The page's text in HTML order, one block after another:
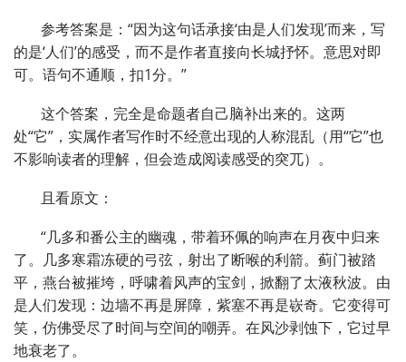
参考答案是：“因为这句话承接‘由是人们发现’而来，写
的是‘人们’的感受，而不是作者直接向长城抒怀。意思对即
可。语句不通顺，扣1分。”
这个答案，完全是命题者自己脑补出来的。这两
处“它”，实属作者写作时不经意出现的人称混乱（用“它”也
不影响读者的理解，但会造成阅读感受的突兀）。
且看原文：
“几多和番公主的幽魂，带着环佩的响声在月夜中归来
了。几多寒霜冻硬的弓弦，射出了断喉的利箭。蓟门被踏
平，燕台被摧垮，呼啸着风声的宝剑，掀翻了太液秋波。由
是人们发现：边墙不再是屏障，紫塞不再是嵚奇。它变得可
笑，仿佛受尽了时间与空间的嘲弄。在风沙剥蚀下，它过早
地衰老了。